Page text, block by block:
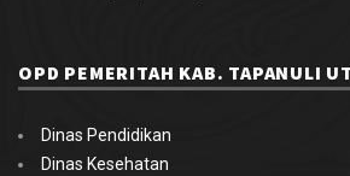
OPD PEMERITAH KAB. TAPANULI
Dinas Pendidikan
Dinas Kesehatan